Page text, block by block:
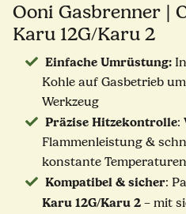
Ooni Gasbrenner |
Karu 12G/Karu 2
Einfache Umrüstung:In
Kohle auf Gasbetrieb
Werkzeug
Präzise Hitzekontrolle:
Flammenleistung &
konstante Temperaturen
Kompatibel & sicher:
Karu 12G/Karu 2– mit